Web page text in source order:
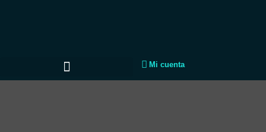
Mi cuenta